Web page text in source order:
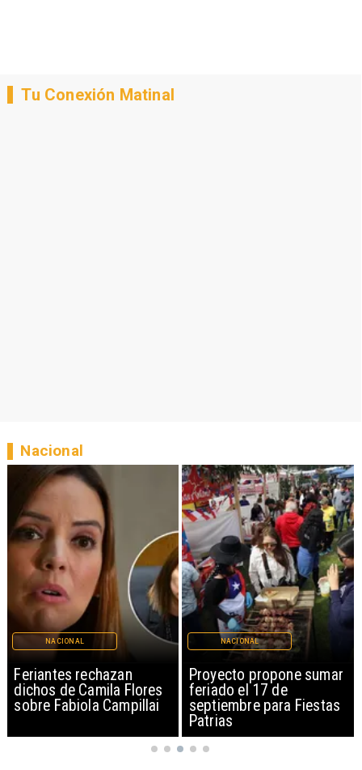
Tu Conexión Matinal
Feriantes rechazan
dichos de Camila Flores
sobre Fabiola Campillai
NACIONAL
Proyecto propone sumar
feriado el 17 de
septiembre para Fiestas
Patrias
NACIONAL
Nacional